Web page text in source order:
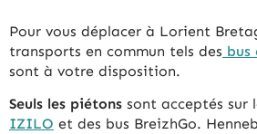
Pour vous déplacer à Lorient
transports en commun tels des bus
sont à votre disposition.
Seuls les piétons sont acceptés sur
IZILO et des bus BreizhGo.